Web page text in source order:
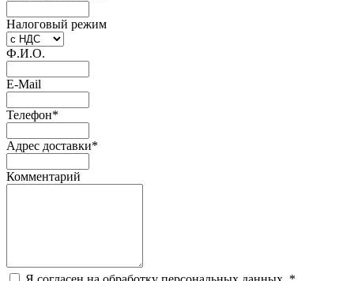
Налоговый режим
Ф.И.О.
E-Mail
Телефон*
Адрес доставки*
Комментарий